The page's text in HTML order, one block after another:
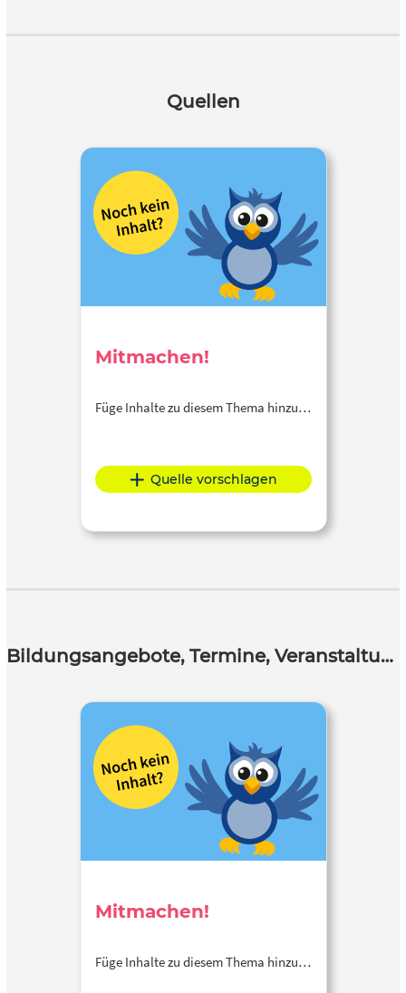
Quellen
Mitmachen!
Füge Inhalte zu diesem Thema hinzu…
Quelle vorschlagen
Bildungsangebote, Termine, Veranstaltungen
Mitmachen!
Füge Inhalte zu diesem Thema hinzu…